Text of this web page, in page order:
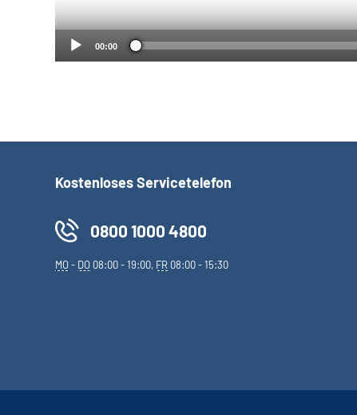
00:00
Kostenloses Servicetelefon
0800 1000 4800
MO- DO 08:00 - 19:00, FR 08:00 - 15:30